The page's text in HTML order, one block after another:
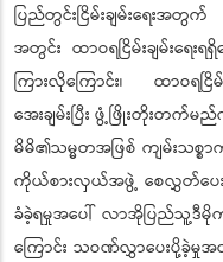
ပြည်တွင်းငြိမ်းချမ်းရေး
အတွင်း ထာဝရငြိမ်းချမ်းရေ
ကြားလိုကြောင်း၊ ထာဝရငြိ
အေးချမ်းပြီး ဖွံ့ဖြိုးတိုးတက်
မိမိ၏သမ္မတအဖြစ် ကျမ်းသစ္
ကိုယ်စားလှယ်အဖွဲ့ စေလွှတ်ပေး
ခံခဲ့ရမှုအပေါ် လာအိုပြည်သူ့ဒီ
ကြောင်း သဝဏ်လွှာပေးပို့ခဲ့မှုအ